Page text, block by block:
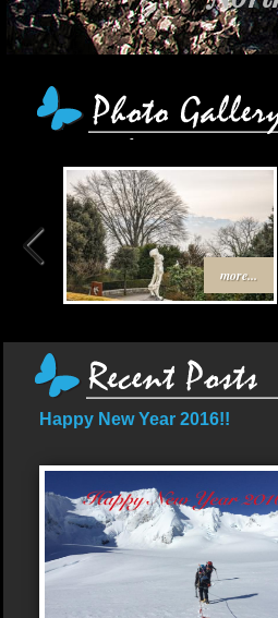
more...
Happy New Year 2016!!